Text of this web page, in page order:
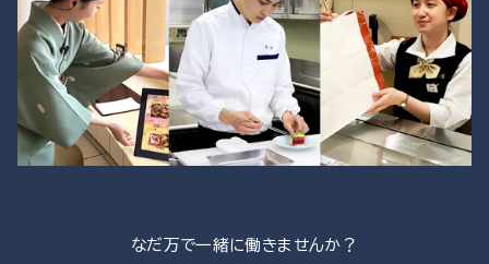
なだ万で一緒に働きませんか？